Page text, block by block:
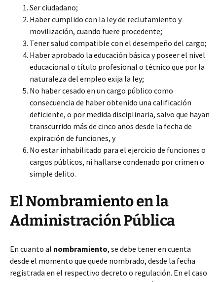
Ser ciudadano;
Haber cumplido con la ley de reclutamiento y
movilización, cuando fuere procedente;
Tener salud compatible con el desempeño del cargo;
Haber aprobado la educación básica y poseer el nivel
educacional o título profesional o técnico que por la
naturaleza del empleo exija la ley;
No haber cesado en un cargo público como
consecuencia de haber obtenido una calificación
deficiente, o por medida disciplinaria, salvo que hayan
transcurrido más de cinco años desde la fecha de
expiración de funciones, y
No estar inhabilitado para el ejercicio de funciones o
cargos públicos, ni hallarse condenado por crimen o
simple delito.
El Nombramiento en la
Administración Pública
En cuanto al nombramiento, se debe tener en cuenta
desde el momento que quede nombrado, desde la fecha
registrada en el respectivo decreto o regulación. En el caso